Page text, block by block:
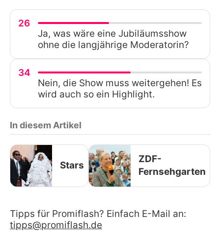
26
Ja, was wäre eine Jubiläumsshow
ohne die langjährige Moderatorin?
34
Nein, die Show muss weitergehen! Es
wird auch so ein Highlight.
In diesem Artikel
Stars
ZDF-
Fernsehgarten
Tipps für Promiflash? Einfach E-Mail an:
tipps@promiflash.de